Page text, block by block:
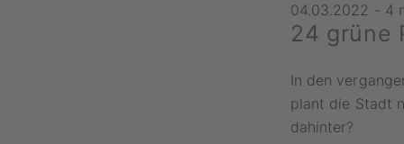
04.03.2022 - 4
24 grüne
In den
plant die Stadt
dahinter?